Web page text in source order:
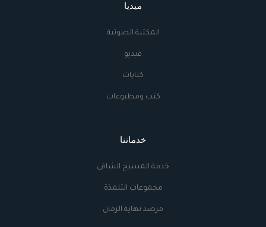
ميديا
المكتبة الصوتية
فيديو
كتابات
كتب ومطبوعات
خدماتنا
خدمة المسيح الشافي
مجموعات التلمذة
مرصد نهاية الزمان